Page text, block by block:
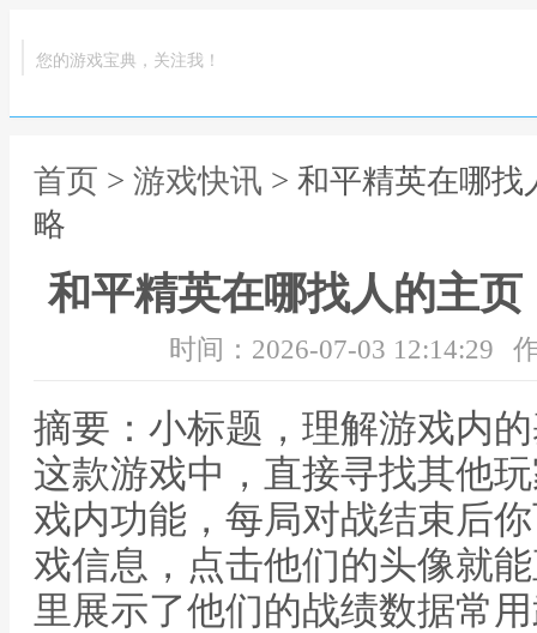
您的游戏宝典，关注我！
首页 > 游戏快讯 > 和平精英在哪
略
和平精英在哪找人的主
时间：2026-07-03 12:14:29
摘要：小标题，理解游戏内
这款游戏中，直接寻找其他
戏内功能，每局对战结束后
戏信息，点击他们的头像就
里展示了他们的战绩数据常